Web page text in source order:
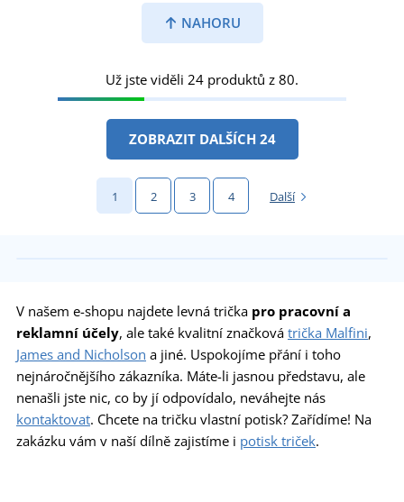
NAHORU
Už jste viděli 24 produktů z 80.
ZOBRAZIT DALŠÍCH 24
1 2 3 4 Další
V našem e-shopu najdete levná trička pro pracovní a
reklamní účely, ale také kvalitní značková trička Malfini,
James and Nicholson a jiné. Uspokojíme přání i toho
nejnáročnějšího zákazníka. Máte-li jasnou představu, ale
nenašli jste nic, co by jí odpovídalo, neváhejte nás
kontaktovat. Chcete na tričku vlastní potisk? Zařídíme! Na
zakázku vám v naší dílně zajistíme i potisk triček.